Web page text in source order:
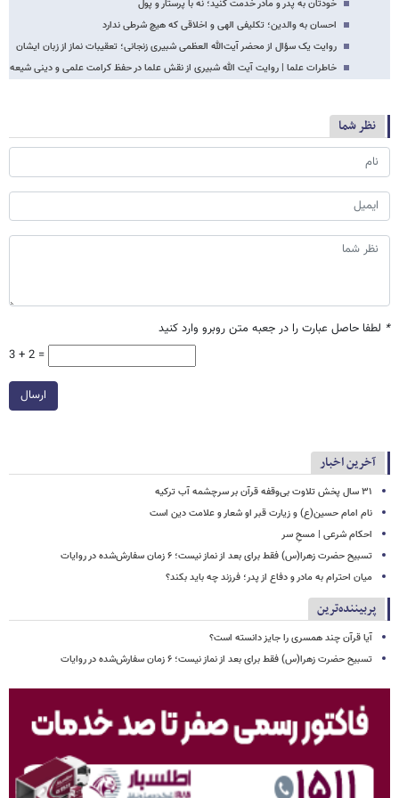
خودتان به پدر و مادر خدمت کنید؛ نه با پرستار و پول
احسان به والدین؛ تکلیفی الهی و اخلاقی که هیچ شرطی ندارد
روایت یک سؤال از محضر آیت‌الله العظمی شبیری زنجانی؛ تعقیبات نماز از زبان ایشان
خاطرات علما | روایت آیت الله شبیری از نقش علما در حفظ کرامت علمی و دینی شیعه
نظر شما
* لطفا حاصل عبارت را در جعبه متن روبرو وارد کنید
3 + 2 =
ارسال
آخرین اخبار
۳۱ سال پخش تلاوت بی‌وقفه قرآن بر سرچشمه آب ترکیه
نام امام حسین(ع) و زیارت قبر او شعار و علامت دین است
احکام شرعی | مسحِ سر
تسبیح حضرت زهرا(س) فقط برای بعد از نماز نیست؛ ۶ زمان سفارش‌شده در روایات
میان احترام به مادر و دفاع از پدر؛ فرزند چه باید بکند؟
پربیننده‌ترین
آیا قرآن چند همسری را جایز دانسته است؟
تسبیح حضرت زهرا(س) فقط برای بعد از نماز نیست؛ ۶ زمان سفارش‌شده در روایات